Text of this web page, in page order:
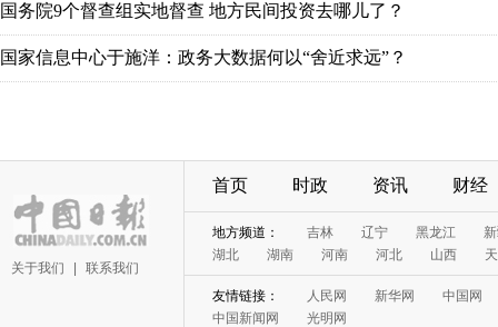
国务院9个督查组实地督查 地方民间投资去哪儿了？
国家信息中心于施洋：政务大数据何以“舍近求远”？
关于我们 联系我们
首页 时政 资讯 财经
地方频道： 吉林 辽宁 黑龙江
湖北
湖南 河南 河北 山西
友情链接： 人民网 新华网
中国网
中国新闻网
光明网